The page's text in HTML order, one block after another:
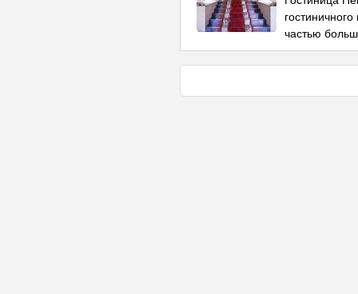
частью